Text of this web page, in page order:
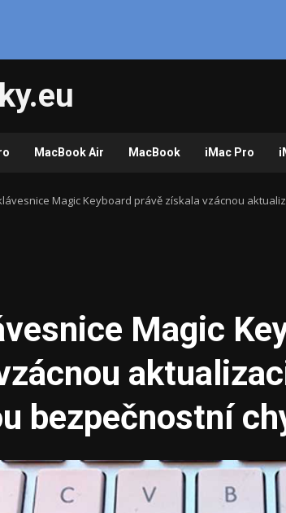
MacBook Air MacBook iMac Pro
Magic Keyboard právě získala vzácnou
Magic
bezpečnostní